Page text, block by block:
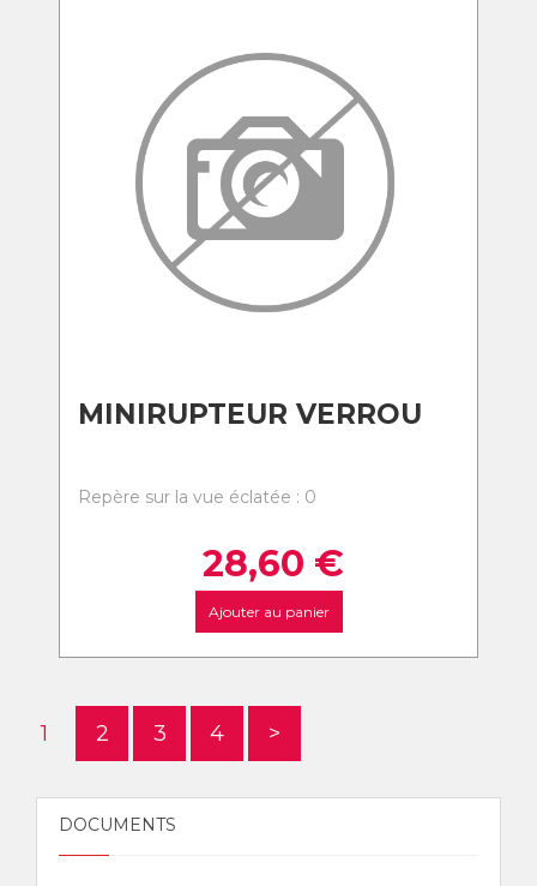
MINIRUPTEUR VERROU
Repère sur la vue éclatée : 0
28,60 €
Ajouter au panier
1 2 3 4 >
DOCUMENTS